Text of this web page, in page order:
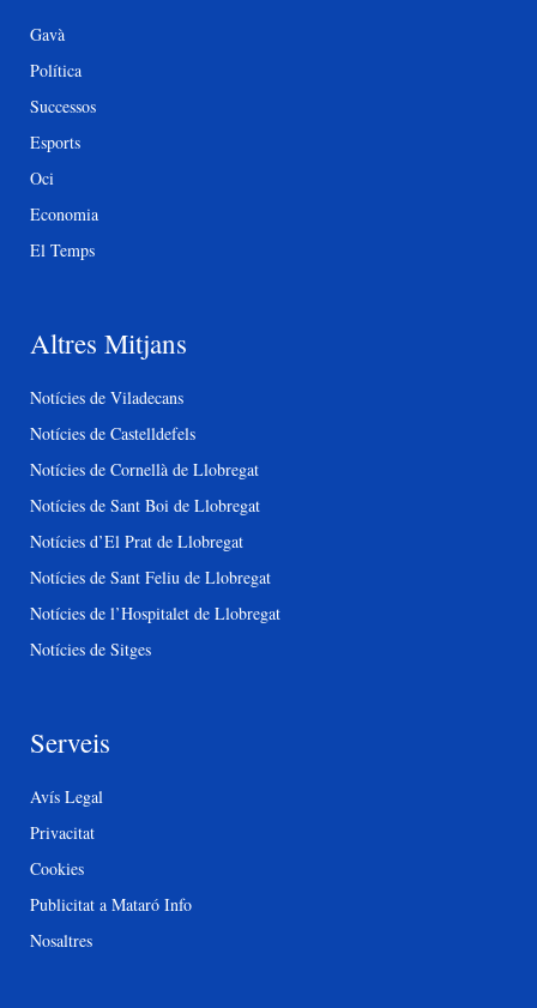
Gavà
Política
Successos
Esports
Oci
Economia
El Temps
Altres Mitjans
Notícies de Viladecans
Notícies de Castelldefels
Notícies de Cornellà de Llobregat
Notícies de Sant Boi de Llobregat
Notícies d’El Prat de Llobregat
Notícies de Sant Feliu de Llobregat
Notícies de l’Hospitalet de Llobregat
Notícies de Sitges
Serveis
Avís Legal
Privacitat
Cookies
Publicitat a Mataró Info
Nosaltres